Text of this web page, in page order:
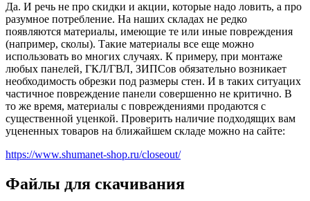
Да. И речь не про скидки и акции, которые надо ловить, а про
разумное потребление. На наших складах не редко
появляются материалы, имеющие те или иные повреждения
(например, сколы). Такие материалы все еще можно
использовать во многих случаях. К примеру, при монтаже
любых панелей, ГКЛ/ГВЛ, ЗИПСов обязательно возникает
необходимость обрезки под размеры стен. И в таких ситуацих
частичное повреждение панели совершенно не критично. В
то же время, материалы с повреждениями продаются с
существенной уценкой. Проверить наличие подходящих вам
уцененных товаров на ближайшем складе можно на сайте:
https://www.shumanet-shop.ru/closeout/
Файлы для скачивания